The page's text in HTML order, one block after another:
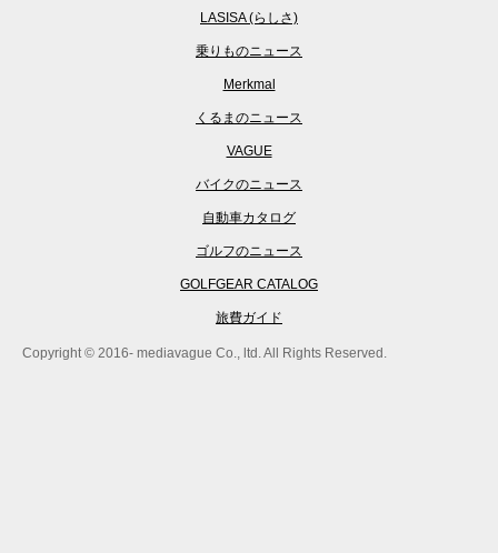
LASISA (らしさ)
乗りものニュース
Merkmal
くるまのニュース
VAGUE
バイクのニュース
自動車カタログ
ゴルフのニュース
GOLFGEAR CATALOG
旅費ガイド
Copyright © 2016- mediavague Co., ltd. All Rights Reserved.